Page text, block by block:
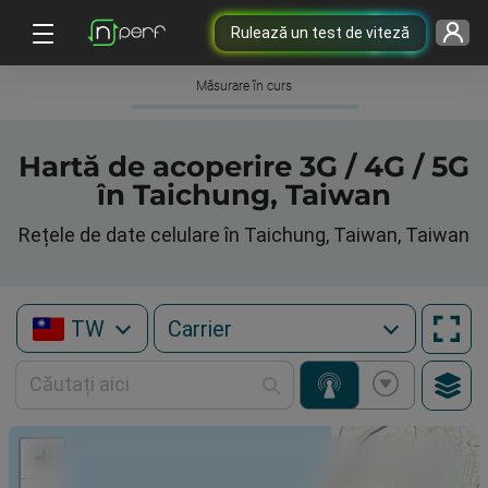
Rulează un test de viteză
Măsurare în curs
Hartă de acoperire 3G / 4G / 5G
în Taichung, Taiwan
Rețele de date celulare în Taichung, Taiwan, Taiwan
TW